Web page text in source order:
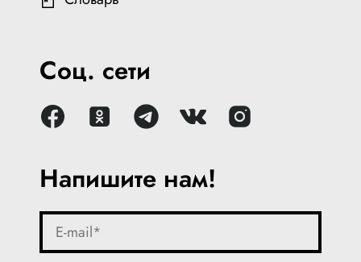
Напишите нам!
Соц. сети